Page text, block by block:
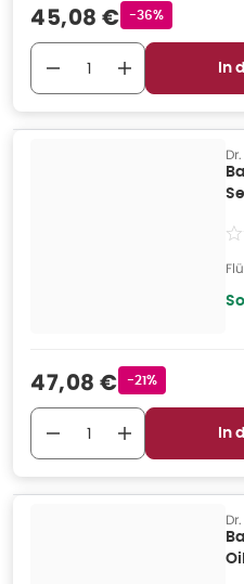
Verkaufspreis
45,08 € Rabattstempel
-36%
In
Verkaufspreis
47,08 € Rabattstempel
-21%
In